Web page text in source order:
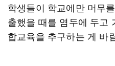
학생들이 학교에만 머무
출했을 때를 염두에 두고
합교육을 추구하는 게 바